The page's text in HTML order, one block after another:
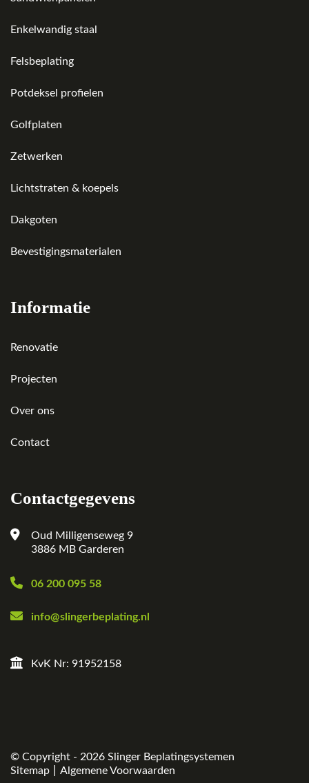
Enkelwandig staal
Felsbeplating
Potdeksel profielen
Golfplaten
Zetwerken
Lichtstraten & koepels
Dakgoten
Bevestigingsmaterialen
Informatie
Renovatie
Projecten
Over ons
Contact
Contactgegevens
Oud Milligenseweg 9
3886 MB Garderen
06 200 095 58
info@slingerbeplating.nl
KvK Nr: 91952158
© Copyright - 2026 Slinger Beplatingsystemen
Sitemap
Algemene Voorwaarden